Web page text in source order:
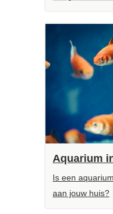
Aquarium
Is een
aan jouw huis?